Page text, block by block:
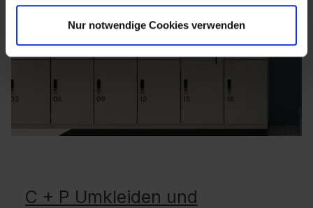
Nur notwendige Cookies verwenden
C + P Umkleiden und